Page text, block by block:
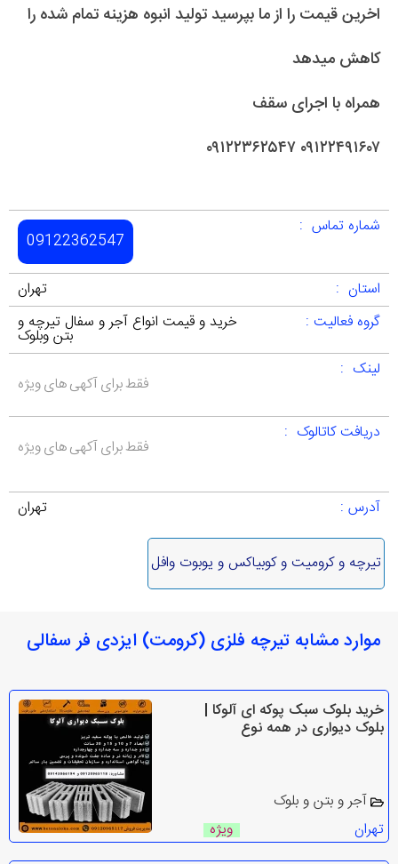
اخرین قیمت را از ما بپرسید تولید انبوه هزینه تمام شده را
کاهش میدهد
همراه با اجرای سقف
۰۹۱۲۲۴۹۱۶۰۷ ۰۹۱۲۲۳۶۲۵۴۷
شماره تماس :
09122362547
استان :
تهران
گروه فعالیت :
خرید و قیمت انواع آجر و سفال تیرچه و
بتن وبلوک
لینک :
فقط برای آکهی های ویژه
دریافت کاتالوک :
فقط برای آکهی های ویژه
آدرس : تهران
تیرچه و کرومیت و کوبیاکس و یوبوت وافل
موارد مشابه تیرچه فلزی (کرومت) ایزدی فر سفالی
خرید بلوک سبک پوکه ای آلوکا |
بلوک دیواری در همه نوع
آجر و بتن و بلوک
تهران
ویژه